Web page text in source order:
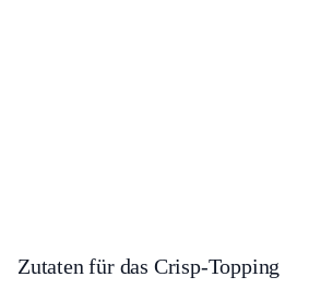
Zutaten für das Crisp-Topping